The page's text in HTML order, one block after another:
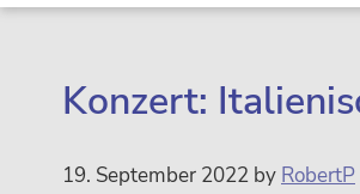
Wiens
Konzert:
19. September 2022 by RobertP